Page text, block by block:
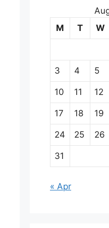
M
T W
3 4 5
10 11 12
17 18 19
24 25 26
31
« Apr